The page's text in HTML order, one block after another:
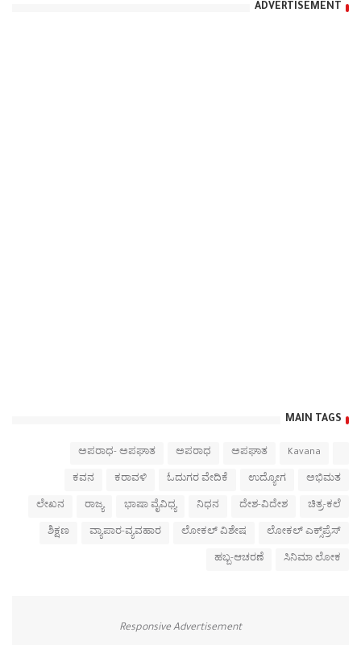
ADVERTISEMENT
MAIN TAGS
Kavana
ಅಪಘಾತ
ಅಪರಾಧ
ಅಪರಾಧ- ಅಪಘಾತ
ಅಭಿಮತ
ಉದ್ಯೋಗ
ಓದುಗರ ವೇದಿಕೆ
ಕರಾವಳಿ
ಕವನ
ಚಿತ್ರ-ಕಲೆ
ದೇಶ-ವಿದೇಶ
ನಿಧನ
ಭಾಷಾ ವೈವಿಧ್ಯ
ರಾಜ್ಯ
ಲೇಖನ
ಲೋಕಲ್ ಎಕ್ಸ್‌ಪ್ರೆಸ್
ಲೋಕಲ್ ವಿಶೇಷ
ವ್ಯಾಪಾರ-ವ್ಯವಹಾರ
ಶಿಕ್ಷಣ
ಸಿನಿಮಾ ಲೋಕ
ಹಬ್ಬ-ಆಚರಣೆ
Responsive Advertisement